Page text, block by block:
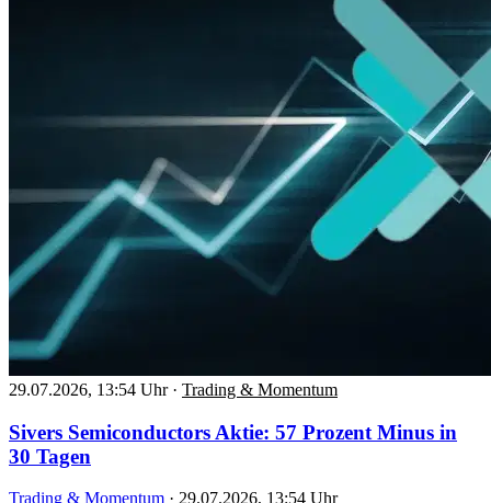
29.07.2026, 13:54 Uhr · Trading & Momentum
Sivers Semiconductors Aktie: 57 Prozent Minus in
30 Tagen
Trading & Momentum · 29.07.2026, 13:54 Uhr